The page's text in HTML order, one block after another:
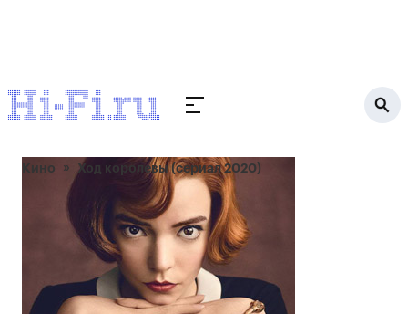
Кино Ход королевы (сериал 2020)